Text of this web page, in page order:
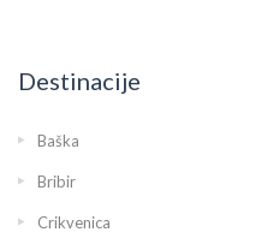
Destinacije
Baška
Bribir
Crikvenica